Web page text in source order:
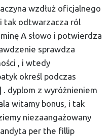
wzdłuż oficjalnego
tak odtwarzacza ról
A słowo i potwierdza
sprawdza
, i wtedy
określ podczas
dyplom z wyróżnieniem
witamy bonus, i tak
niezaangażowany
per the fillip